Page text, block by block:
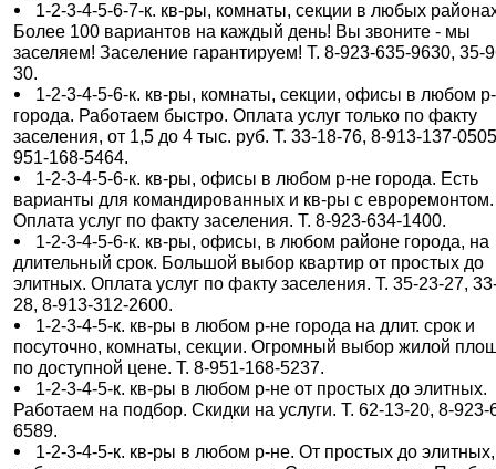
1-2-3-4-5-6-7-к. кв-ры, комнаты, секции в любых
Более 100 вариантов на каждый день! Вы звоните - мы
заселяем! Заселение гарантируем! Т. 8-923-635-9630, 35-
30.
1-2-3-4-5-6-к. кв-ры, комнаты, секции, офисы в любом
города. Работаем быстро. Оплата услуг только по факту
заселения, от 1,5 до 4 тыс. руб. Т. 33-18-76, 8-913-137-
951-168-5464.
1-2-3-4-5-6-к. кв-ры, офисы в любом р-не города. Есть
варианты для командированных и кв-ры с евроремонтом.
Оплата услуг по факту заселения. Т. 8-923-634-1400.
1-2-3-4-5-6-к. кв-ры, офисы, в любом районе города, на
длительный срок. Большой выбор квартир от простых до
элитных. Оплата услуг по факту заселения. Т. 35-23-27,
28, 8-913-312-2600.
1-2-3-4-5-к. кв-ры в любом р-не города на длит. срок и
посуточно, комнаты, секции. Огромный выбор жилой
по доступной цене. Т. 8-951-168-5237.
1-2-3-4-5-к. кв-ры в любом р-не от простых до элитных.
Работаем на подбор. Скидки на услуги. Т. 62-13-20, 8-923-
6589.
1-2-3-4-5-к. кв-ры в любом р-не. От простых до элитных,